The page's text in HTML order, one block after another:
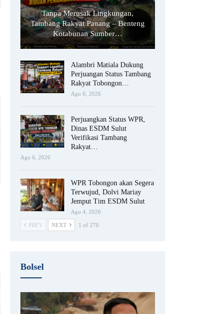
Tanpa Merusak Lingkungan,
Tambang Rakyat Panang – Benteng
Kotabunan Sumber…
Alambri Matiala Dukung
Perjuangan Status Tambang
Rakyat Tobongon…
Agu 6, 2026
Perjuangkan Status WPR,
Dinas ESDM Sulut
Verifikasi Tambang
Rakyat…
Agu 6, 2026
WPR Tobongon akan Segera
Terwujud, Dolvi Mariay
Jemput Tim ESDM Sulut
Agu 4, 2026
PREV NEXT 1 of 270
Bolsel